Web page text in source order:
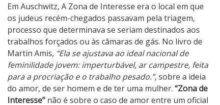
Em Auschwitz, A Zona de Interesse era o local em que
os judeus recém-chegados passavam pela triagem,
processo que determinava se seriam destinados aos
trabalhos forçados ou às câmaras de gás. No livro de
Martin Amis, “Ela se ajustava ao ideal nacional de
feminilidade jovem: imperturbável, ar campestre, feita
para a procriação e o trabalho pesado.”, sobre a ideia
do amor, de ser homem e de ter uma mulher. “Zona de
Interesse” não é sobre o caso de amor entre um oficial